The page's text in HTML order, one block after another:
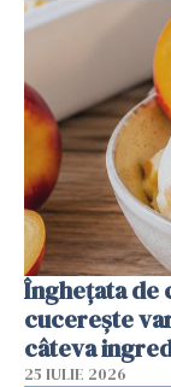
Înghețata de
cucerește
câteva
25 IULIE 2026